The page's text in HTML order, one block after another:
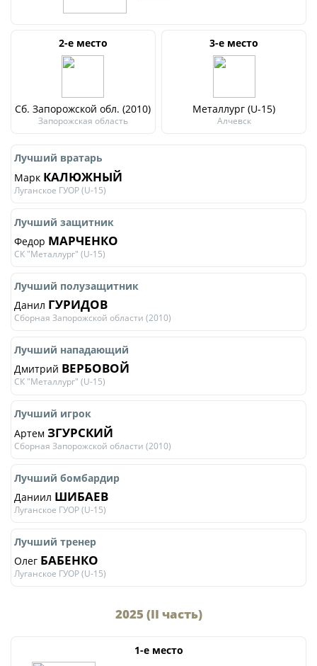
Календарь и результаты матчей
Статистика
Игроки
О турнире
Турнир Объединенного Чемпионата по
2011-2012 годов рождения (U-15)
Календарь и результаты матчей
Статистика
Команды
Игроки
Дисквалификации
Архив турниров
2-е место
Сб. Запорожской обл. (2010)
Запорожская область
3-е место
Металлург (U-15)
Алчевск
Лучший вратарь
Марк КАЛЮЖНЫЙ
Луганское ГУОР (U-15)
Лучший защитник
Федор МАРЧЕНКО
СК "Металлург" (U-15)
Лучший полузащитник
Данил ГУРИДОВ
Сборная Запорожской области (2010)
Лучший нападающий
Дмитрий ВЕРБОВОЙ
СК "Металлург" (U-15)
Лучший игрок
Артем ЗГУРСКИЙ
Сборная Запорожской области (2010)
Лучший бомбардир
Даниил ШИБАЕВ
Луганское ГУОР (U-15)
Лучший тренер
Олег БАБЕНКО
Луганское ГУОР (U-15)
2025 (II часть)
1-е место